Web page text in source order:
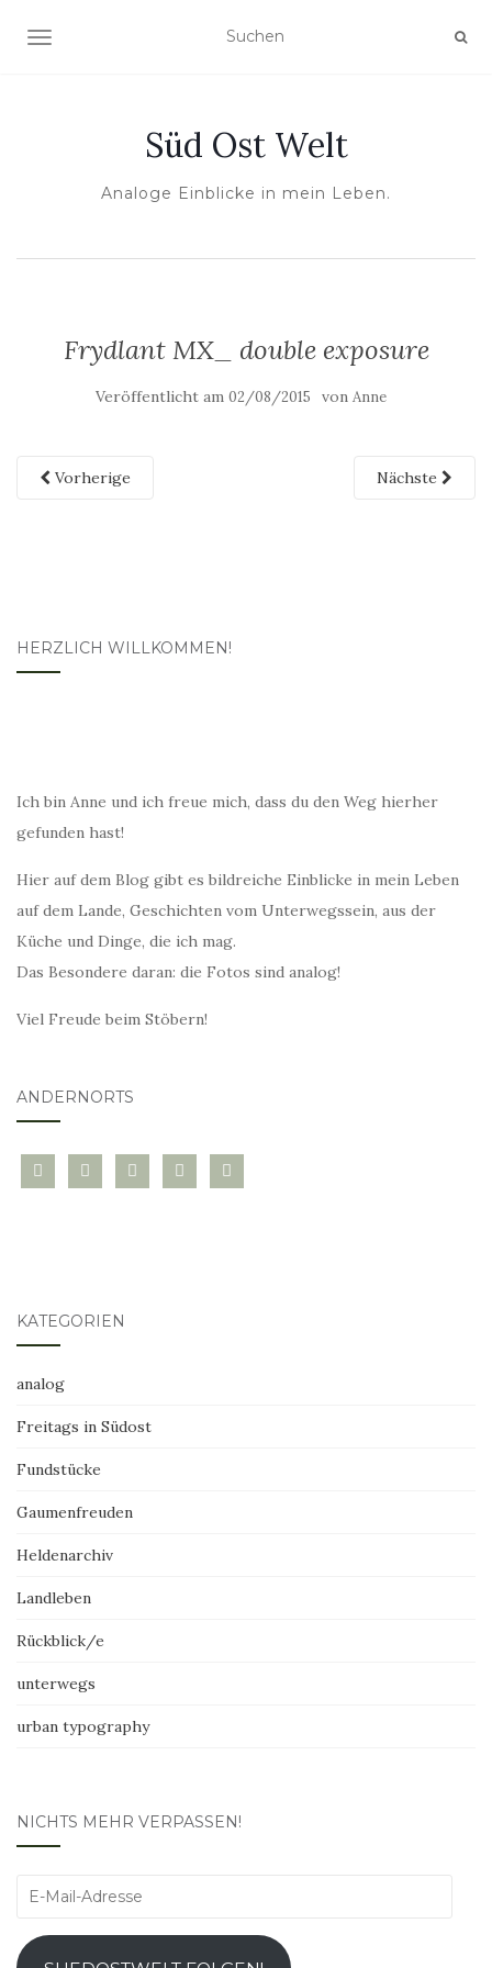
NAVIGATION UMSCHALTEN
Süd Ost Welt
Analoge Einblicke in mein Leben.
Frydlant MX_ double exposure
Veröffentlicht am 02/08/2015 von Anne
Vorherige Nächste
HERZLICH WILLKOMMEN!
Ich bin Anne und ich freue mich, dass du den Weg hierher
gefunden hast!
Hier auf dem Blog gibt es bildreiche Einblicke in mein Leben
auf dem Lande, Geschichten vom Unterwegssein, aus der
Küche und Dinge, die ich mag.
Das Besondere daran: die Fotos sind analog!
Viel Freude beim Stöbern!
ANDERNORTS
bloglovininstagramtwitter pinterest
mail
KATEGORIEN
analog
Freitags in Südost
Fundstücke
Gaumenfreuden
Heldenarchiv
Landleben
Rückblick/e
unterwegs
urban typography
NICHTS MEHR VERPASSEN!
E-
Adresse